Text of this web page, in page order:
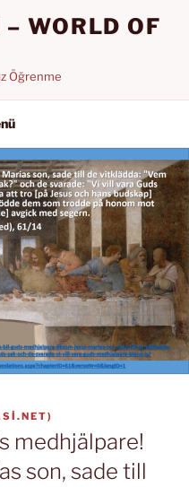
WORLD OF
Öğrenme
)
medhjälpare!
son, sade till